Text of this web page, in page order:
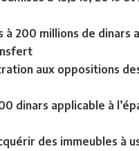
200 millions de dinars
aux oppositions
dinars applicable à
des immeubles à